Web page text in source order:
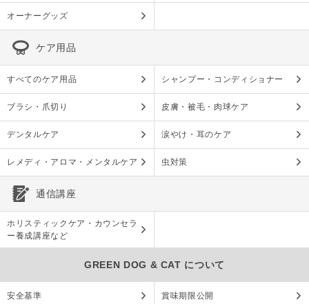
オーナーグッズ
ケア用品
すべてのケア用品 シャンプー・コンディショナー
ブラシ・爪切り 皮膚・被毛・肉球ケア
デンタルケア 涙やけ・耳のケア
レメディ・アロマ・メンタルケア 虫対策
通信講座
ホリスティックケア・カウンセラ
ー養成講座など
GREEN DOG & CAT について
安全基準 賞味期限公開